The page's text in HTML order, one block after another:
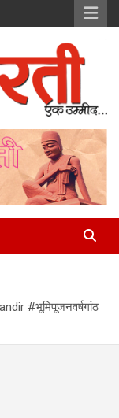
#भूमिपूजनवर्षगांठ